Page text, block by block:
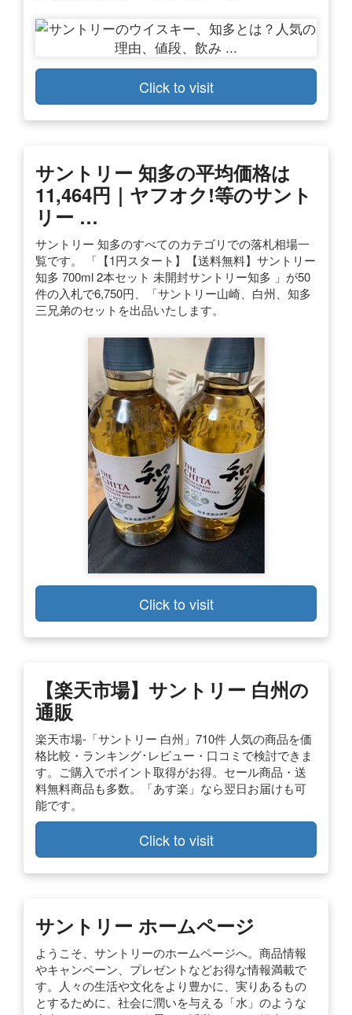
Click to visit
サントリー 知多の平均価格は
11,464円｜ヤフオク!等のサント
リー …
サントリー 知多のすべてのカテゴリでの落札相場一
覧です。 「【1円スタート】【送料無料】サントリー
知多 700ml 2本セット 未開封サントリー知多 」が50
件の入札で6,750円、「サントリー山崎、白州、知多
三兄弟のセットを出品いたします。
Click to visit
【楽天市場】サントリー 白州の
通販
楽天市場-「サントリー 白州」710件 人気の商品を価
格比較・ランキング･レビュー・口コミで検討できま
す。ご購入でポイント取得がお得。セール商品・送
料無料商品も多数。「あす楽」なら翌日お届けも可
能です。
Click to visit
サントリー ホームページ
ようこそ、サントリーのホームページへ。商品情報
やキャンペーン、プレゼントなどお得な情報満載で
す。人々の生活や文化をより豊かに、実りあるもの
とするために、社会に潤いを与える「水」のような